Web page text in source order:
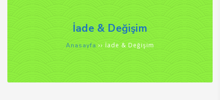
İade & Değişim
Anasayfa ›› İade & Değişim